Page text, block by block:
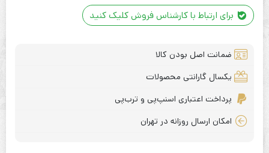
برای ارتباط با کارشناس فروش کلیک کنید
ضمانت اصل بودن کالا
یکسال گارانتی محصولات
پرداخت اعتباری اسنپ‌پی و ترب‌پی
امکان ارسال روزانه در تهران